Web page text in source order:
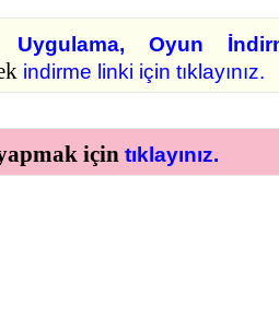
Oyun
indirme linki için tıklayınız.
için tıklayınız.